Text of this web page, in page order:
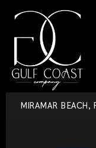
MIRAMAR BEACH,